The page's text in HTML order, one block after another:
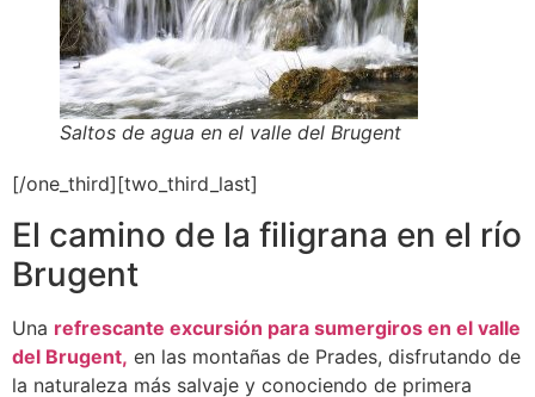
Saltos de agua en el valle del Brugent
[/one_third][two_third_last]
El camino de la filigrana en el río
Brugent
Una refrescante excursión para sumergiros en el valle
del Brugent, en las montañas de Prades, disfrutando de
la naturaleza más salvaje y conociendo de primera